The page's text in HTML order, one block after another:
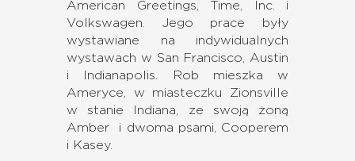
American Greetings, Time, Inc. i
Volkswagen. Jego prace były
wystawiane na indywidualnych
wystawach w San Francisco, Austin
i Indianapolis. Rob mieszka w
Ameryce, w miasteczku Zionsville
w stanie Indiana, ze swoją żoną
Amber i dwoma psami, Cooperem
i Kasey.